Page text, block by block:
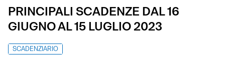
PRINCIPALI SCADENZE DAL 16
GIUGNO AL 15 LUGLIO 2023
SCADENZIARIO